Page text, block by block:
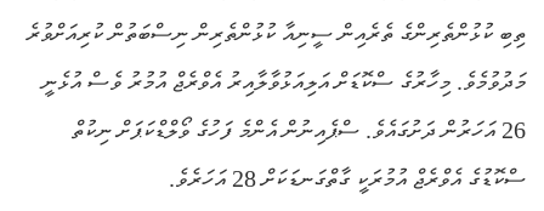
ތިބި ކުޅުންތެރިންގެ ތެރެއިން ސީނިއާ ކުޅުންތެރިން ނިސްބަތުން ކުރިއަށްވުރެ
މަދުވުމެވެ. މިހާރުގެ ސްކޮޑަށް އަލިއަޅުވާލާއިރު އެވްރެޖް އުމުރު ވެސް އުޅެނީ
26 އަހަރުން ދަށުގައެވެ. ސްޕެއިނުން އެންމެ ފަހުގެ ވޯލްޑްކަޕަށް ނިކުތް
ސްކޮޑުގެ އެވްރެޖް އުމުރަކީ ގާތްގަނޑަކަށް 28 އަހަރެވެ.